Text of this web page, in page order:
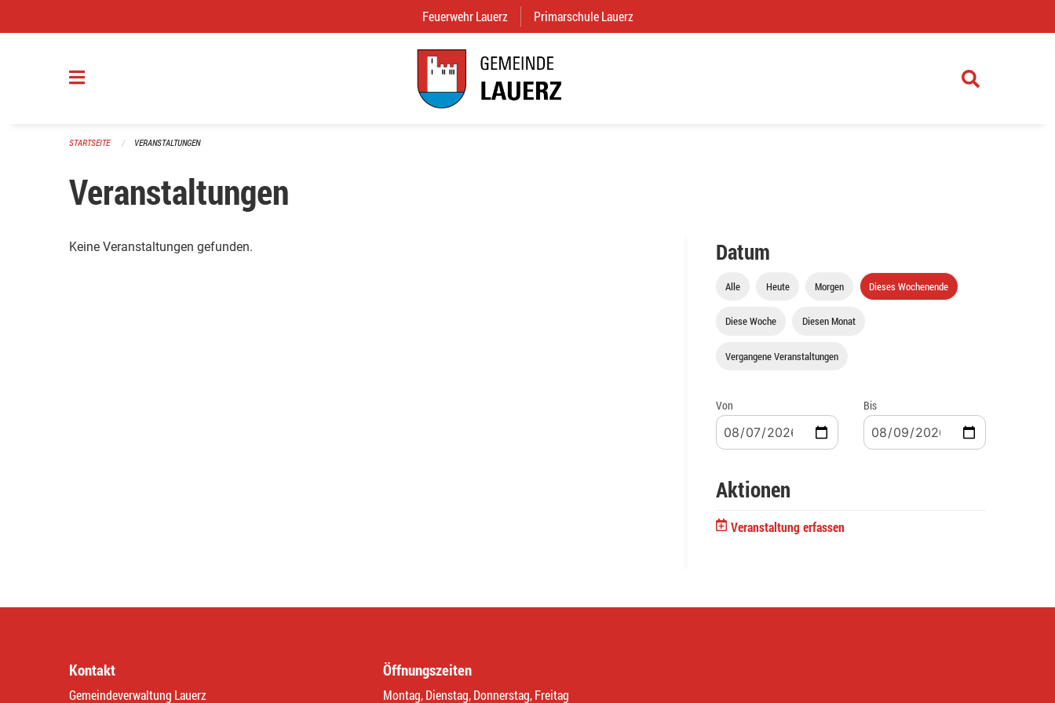
Feuerwehr Lauerz (External Link)
Primarschule Lauerz
STARTSEITE VERANSTALTUNGEN
Veranstaltungen
Keine Veranstaltungen gefunden. Datum
Alle Heute Morgen Dieses Wochenende
Diese Woche Diesen Monat
Vergangene Veranstaltungen
Von Bis
Aktionen
Veranstaltung erfassen
Kontakt
Gemeindeverwaltung Lauerz
Öffnungszeiten
Montag, Dienstag, Donnerstag, Freitag